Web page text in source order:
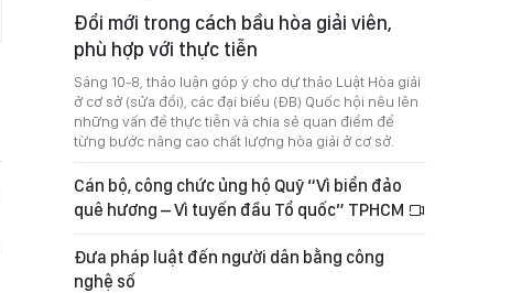
Đổi mới trong cách bầu hòa giải viên,
phù hợp với thực tiễn
Sáng 10-8, thảo luận góp ý cho dự thảo Luật Hòa giải
ở cơ sở (sửa đổi), các đại biểu (ĐB) Quốc hội nêu lên
những vấn đề thực tiễn và chia sẻ quan điểm để
từng bước nâng cao chất lượng hòa giải ở cơ sở.
Cán bộ, công chức ủng hộ Quỹ “Vì biển đảo
quê hương – Vì tuyến đầu Tổ quốc” TPHCM
Đưa pháp luật đến người dân bằng công
nghệ số